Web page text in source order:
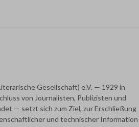
Gesellschaft) e.V. — 1929 in
von Journalisten, Publizisten und
— setzt sich zum Ziel, zur Erschließung
und technischer Information